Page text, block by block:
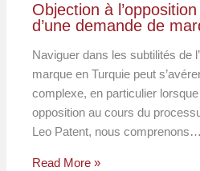
Objection à
d’une demande de
Naviguer dans les subtilités de
marque en Turquie peut
complexe, en particulier lorsque
opposition au cours du
Leo Patent, nous comprenons…
Read More »